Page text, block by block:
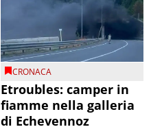
CRONACA
Etroubles: camper in
fiamme nella galleria
di Echevennoz